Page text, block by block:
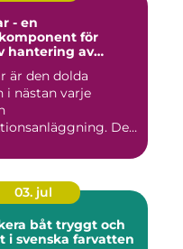
- en
för
hantering av
är den dolda
i nästan varje
De
03. jul
båt tryggt och
i svenska farvatten